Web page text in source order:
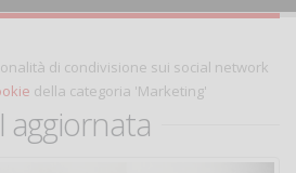
di condivisione sui social network
della categoria 'Marketing'
aggiornata